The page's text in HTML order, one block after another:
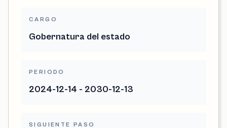
CARGO
Gobernatura del estado
PERIODO
2024-12-14 - 2030-12-13
SIGUIENTE PASO